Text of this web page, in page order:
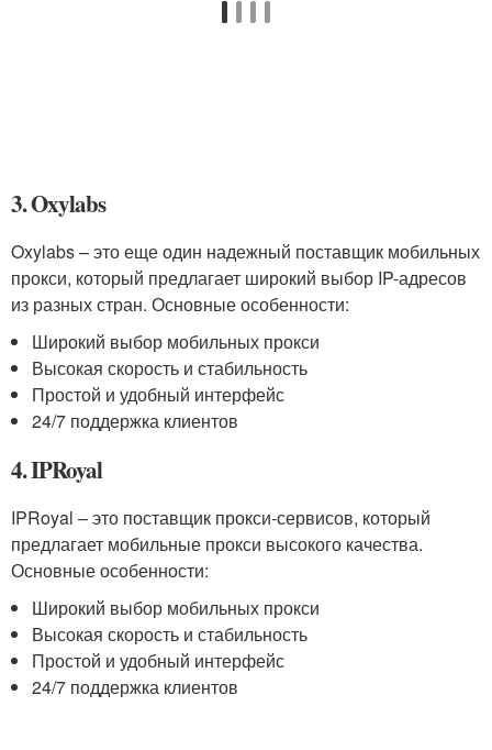
3. Oxylabs
Oxylabs – это еще один надежный поставщик мобильных
прокси, который предлагает широкий выбор IP-адресов
из разных стран. Основные особенности:
Широкий выбор мобильных прокси
Высокая скорость и стабильность
Простой и удобный интерфейс
24/7 поддержка клиентов
4. IPRoyal
IPRoyal – это поставщик прокси-сервисов, который
предлагает мобильные прокси высокого качества.
Основные особенности:
Широкий выбор мобильных прокси
Высокая скорость и стабильность
Простой и удобный интерфейс
24/7 поддержка клиентов